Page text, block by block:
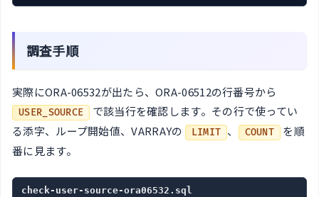
調査手順
実際にORA-06532が出たら、ORA-06512の行番号から
USER_SOURCE
で該当行を確認します。その行で使ってい
る添字、ループ開始値、VARRAYの
LIMIT 、 COUNT
を順
番に見ます。
check-user-source-ora06532.sql